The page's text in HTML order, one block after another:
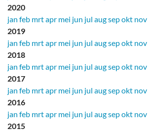
2020
jan feb mrtapr mei jun jul augsepokt nov
2019
jan feb mrtapr mei jun jul augsepokt nov
2018
jan feb mrtapr mei jun jul augsepokt nov
2017
jan feb mrtapr mei jun jul augsepokt nov
2016
jan feb mrtapr mei jun jul augsepokt nov
2015